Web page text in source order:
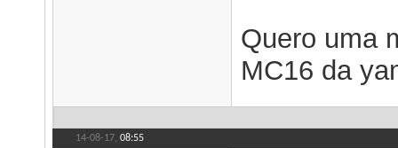
Quero uma
MC16 da
14-08-17, 08:55